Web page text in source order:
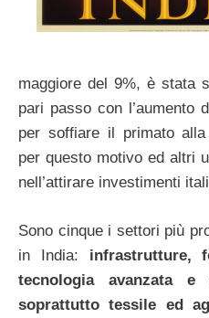
maggiore del 9%, è stata
pari passo con l’aumento
per soffiare il primato alla
per questo motivo ed altri
nell’attirare investimenti
Sono cinque i settori più
in India: infrastrutture,
tecnologia avanzata e
soprattutto tessile ed